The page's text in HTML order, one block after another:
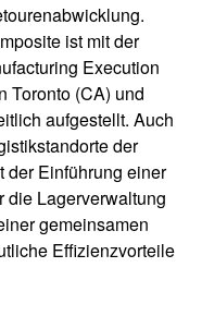
ist mit der
Execution
Toronto (CA) und
aufgestellt. Auch
der
der Einführung einer
die Lagerverwaltung
gemeinsamen
Effizienzvorteile